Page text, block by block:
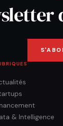
& Intelligence